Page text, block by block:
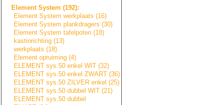
Element System (192):
Element System werkplaats (16)
Element System plankdragers (30)
Element System tafelpoten (18)
kastinrichting (13)
werkplaats (18)
Element opruiming (4)
ELEMENT sys.50 enkel WIT (32)
ELEMENT sys.50 enkel ZWART (36)
ELEMENT sys.50 ZILVER enkel (25)
ELEMENT sys.50 dubbel WIT (21)
ELEMENT sys.50 dubbel